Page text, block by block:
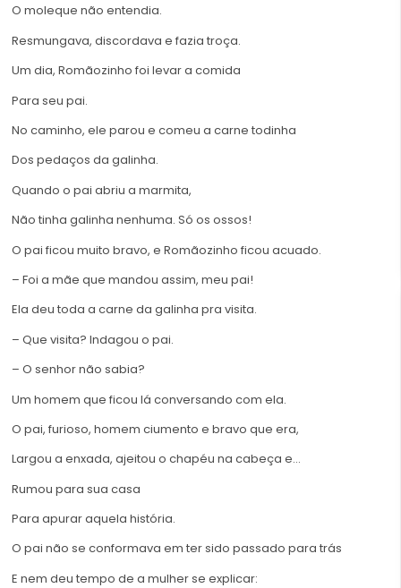
O moleque não entendia.
Resmungava, discordava e fazia troça.
Um dia, Romãozinho foi levar a comida
Para seu pai.
No caminho, ele parou e comeu a carne todinha
Dos pedaços da galinha.
Quando o pai abriu a marmita,
Não tinha galinha nenhuma. Só os ossos!
O pai ficou muito bravo, e Romãozinho ficou acuado.
– Foi a mãe que mandou assim, meu pai!
Ela deu toda a carne da galinha pra visita.
– Que visita? Indagou o pai.
– O senhor não sabia?
Um homem que ficou lá conversando com ela.
O pai, furioso, homem ciumento e bravo que era,
Largou a enxada, ajeitou o chapéu na cabeça e…
Rumou para sua casa
Para apurar aquela história.
O pai não se conformava em ter sido passado para trás
E nem deu tempo de a mulher se explicar: